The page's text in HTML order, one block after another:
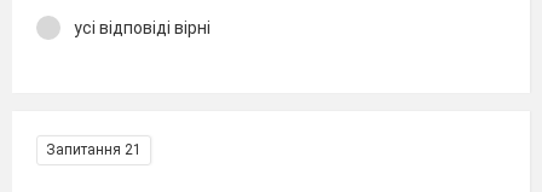
усі відповіді вірні
Запитання 21